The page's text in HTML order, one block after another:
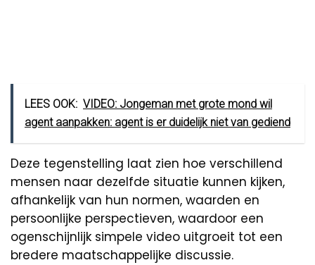
LEES OOK: VIDEO: Jongeman met grote mond wil
agent aanpakken: agent is er duidelijk niet van gediend
Deze tegenstelling laat zien hoe verschillend
mensen naar dezelfde situatie kunnen kijken,
afhankelijk van hun normen, waarden en
persoonlijke perspectieven, waardoor een
ogenschijnlijk simpele video uitgroeit tot een
bredere maatschappelijke discussie.